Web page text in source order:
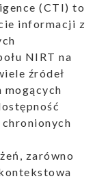
(CTI) to
informacji z
NIRT na
źródeł
zarówno